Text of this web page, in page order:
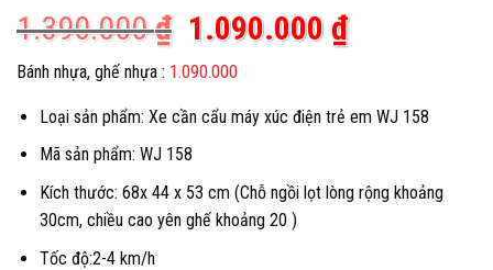
1.390.000₫ Giá
gốc
1.390.000 ₫.
1.090.000 ₫Giá
hiện
là:
Bánh nhựa, ghế nhựa : 1.090.000
Loại sản phẩm: Xe cần cẩu máy xúc điện trẻ em WJ 158
Mã sản phẩm: WJ 158
Kích thước: 68x 44 x 53 cm (Chỗ ngồi lọt lòng rộng khoảng
30cm, chiều cao yên ghế khoảng 20 )
Tốc độ:2-4 km/h